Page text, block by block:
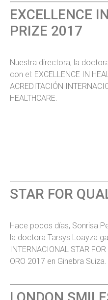
EXCELLENCE
PRIZE 2017
Nuestra directora, la
con el: EXCELLENCE IN
ACREDITACIÓN
HEALTHCARE.
STAR FOR
Hace pocos días, Sonrisa
la doctora Tarsys Loayza
INTERNACIONAL STAR
ORO 2017 en Ginebra Suiza.